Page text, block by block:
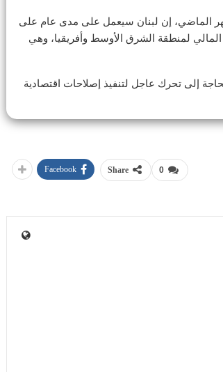
الماضي، إن لبنان سيعمل على مدى عام على
لمنطقة الشرق الأوسط وأفريقيا، وهي
إلى تحرك عاجل لتنفيذ إصلاحات اقتصادية
0
Share
Facebook